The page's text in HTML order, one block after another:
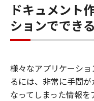
ドキュメント
ションでできる
様々なアプリケーシ
るには、非常に手間
なってしまった情報